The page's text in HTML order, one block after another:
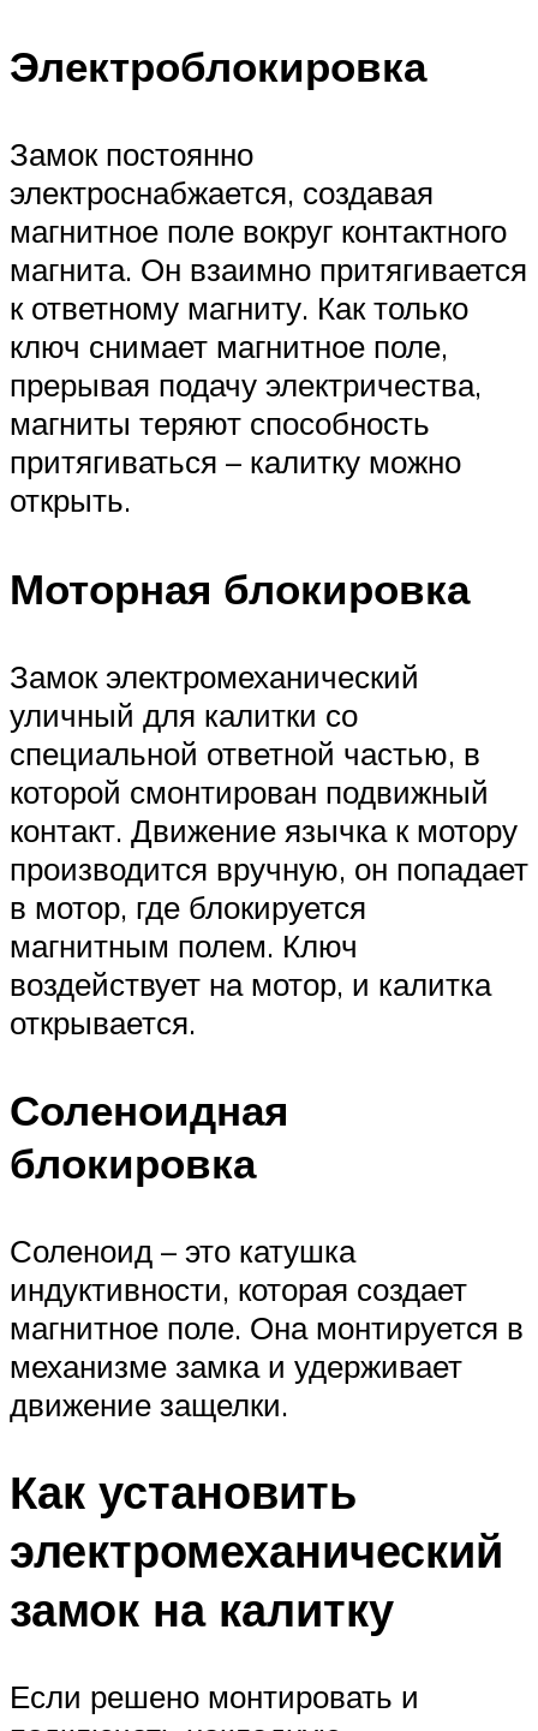
Электроблокировка
Замок постоянно
электроснабжается, создавая
магнитное поле вокруг контактного
магнита. Он взаимно притягивается
к ответному магниту. Как только
ключ снимает магнитное поле,
прерывая подачу электричества,
магниты теряют способность
притягиваться – калитку можно
открыть.
Моторная блокировка
Замок электромеханический
уличный для калитки со
специальной ответной частью, в
которой смонтирован подвижный
контакт. Движение язычка к мотору
производится вручную, он попадает
в мотор, где блокируется
магнитным полем. Ключ
воздействует на мотор, и калитка
открывается.
Соленоидная
блокировка
Соленоид – это катушка
индуктивности, которая создает
магнитное поле. Она монтируется в
механизме замка и удерживает
движение защелки.
Как установить
электромеханический
замок на калитку
Если решено монтировать и